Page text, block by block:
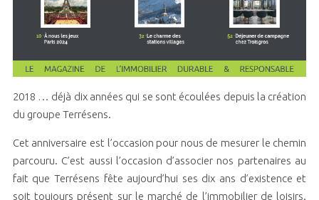
2018 … déjà dix années qui se sont écoulées depuis la création
du groupe Terrésens.
Cet anniversaire est l’occasion pour nous de mesurer le chemin
parcouru. C’est aussi l’occasion d’associer nos partenaires au
fait que Terrésens fête aujourd’hui ses dix ans d’existence et
soit toujours présent sur le marché de l’immobilier de loisirs.